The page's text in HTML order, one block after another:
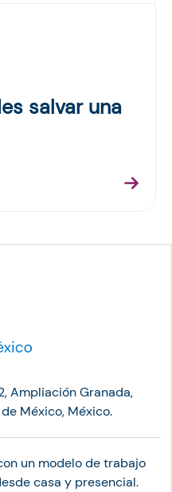
salvar una
Ampliación Granada,
México, México.
un modelo de trabajo
casa y presencial.